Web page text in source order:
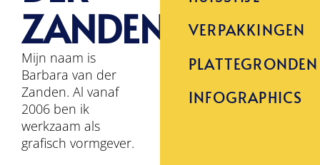
ZANDEN
Mijn naam is
Barbara van der
Zanden. Al vanaf
2006 ben ik
werkzaam als
grafisch vormgever.
VERPAKKINGEN
PLATTEGRONDEN
INFOGRAPHICS